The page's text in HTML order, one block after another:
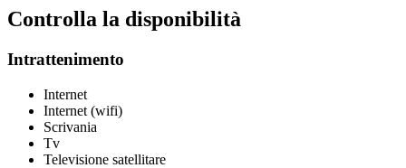
Controlla la disponibilità
Intrattenimento
Internet
Internet (wifi)
Scrivania
Tv
Televisione satellitare